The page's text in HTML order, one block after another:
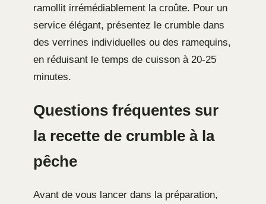
ramollit irrémédiablement la croûte. Pour un
service élégant, présentez le crumble dans
des verrines individuelles ou des ramequins,
en réduisant le temps de cuisson à 20-25
minutes.
Questions fréquentes sur
la recette de crumble à la
pêche
Avant de vous lancer dans la préparation,